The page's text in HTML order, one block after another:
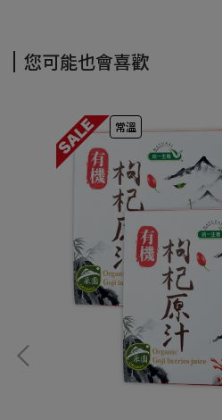
您可能也會喜歡
常溫